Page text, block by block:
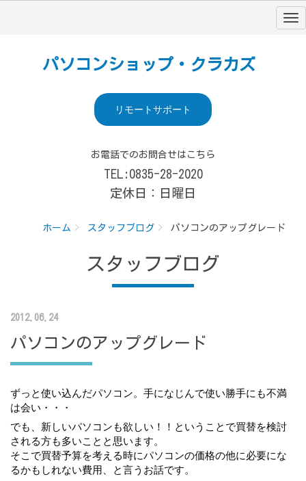
パソコンショップ・クラカズ
リモートサポート
お電話でのお問合せはこちら
TEL:0835-28-2020
定休日：日曜日
ホーム スタッフブログ パソコンのアップグレード
スタッフブログ
2012.06.24
パソコンのアップグレード
ずっと使い込んだパソコン。手になじんで使い勝手にも不満
は会い・・・
でも、新しいパソコンも欲しい！！ということで買替を検討
される方も多いことと思います。
そこで買替予算を考える時にパソコンの価格の他に必要にな
るかもしれない費用、と言うお話です。